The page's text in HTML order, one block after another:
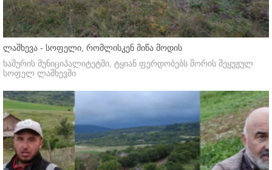
ლაშხევა - სოფელი, რომლისკენ მიწა მოდის
ხაშურის მუნიციპალიტეტში, ტყიან ფერდობებს შორის შეყუჟულ
სოფელ ლაშხევში